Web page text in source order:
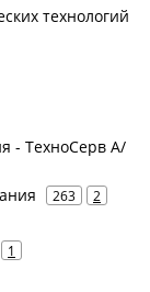
технологий
- ТехноСерв А/
263 2
1